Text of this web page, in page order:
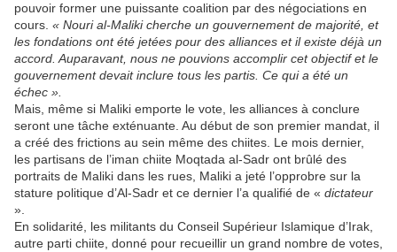
pouvoir former une puissante coalition par des négociations en
cours. « Nouri al-Maliki cherche un gouvernement de majorité, et
les fondations ont été jetées pour des alliances et il existe déjà un
accord. Auparavant, nous ne pouvions accomplir cet objectif et le
gouvernement devait inclure tous les partis. Ce qui a été un
échec ».
Mais, même si Maliki emporte le vote, les alliances à conclure
seront une tâche exténuante. Au début de son premier mandat, il
a créé des frictions au sein même des chiites. Le mois dernier,
les partisans de l’iman chiite Moqtada al-Sadr ont brûlé des
portraits de Maliki dans les rues, Maliki a jeté l’opprobre sur la
stature politique d’Al-Sadr et ce dernier l’a qualifié de « dictateur
».
En solidarité, les militants du Conseil Supérieur Islamique d’Irak,
autre parti chiite, donné pour recueillir un grand nombre de votes,